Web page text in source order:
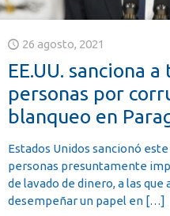
26 agosto, 2021
EE.UU. sanciona a
personas por
blanqueo en
Estados Unidos sancionó
personas presuntamente
de lavado de dinero, a las que
desempeñar un papel en[…]